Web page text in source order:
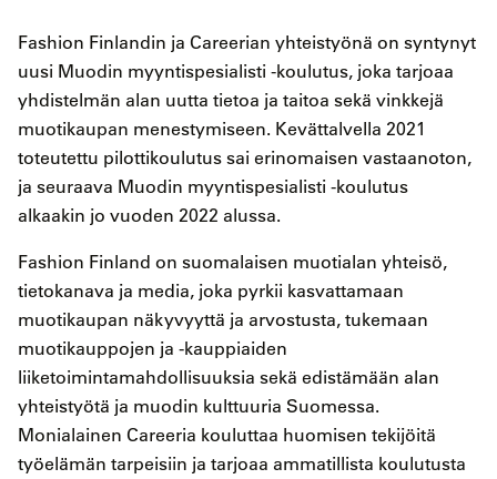
Fashion Finlandin ja Careerian yhteistyönä on syntynyt
uusi Muodin myyntispesialisti -koulutus, joka tarjoaa
yhdistelmän alan uutta tietoa ja taitoa sekä vinkkejä
muotikaupan menestymiseen. Kevättalvella 2021
toteutettu pilottikoulutus sai erinomaisen vastaanoton,
ja seuraava Muodin myyntispesialisti -koulutus
alkaakin jo vuoden 2022 alussa.
Fashion Finland on suomalaisen muotialan yhteisö,
tietokanava ja media, joka pyrkii kasvattamaan
muotikaupan näkyvyyttä ja arvostusta, tukemaan
muotikauppojen ja -kauppiaiden
liiketoimintamahdollisuuksia sekä edistämään alan
yhteistyötä ja muodin kulttuuria Suomessa.
Monialainen Careeria kouluttaa huomisen tekijöitä
työelämän tarpeisiin ja tarjoaa ammatillista koulutusta